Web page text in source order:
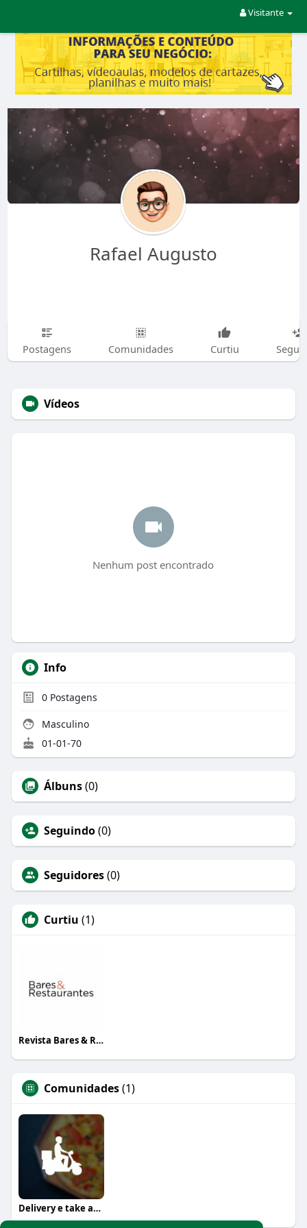
Visitante
Rafael Augusto
Postagens Comunidades Curtiu
Vídeos
Nenhum post encontrado
Info
0Postagens
Masculino
01-01-70
Álbuns(0)
Seguindo(0)
Seguidores(0)
Curtiu (1)
Revista Bares & Restaurantes
Comunidades(1)
Delivery e take away